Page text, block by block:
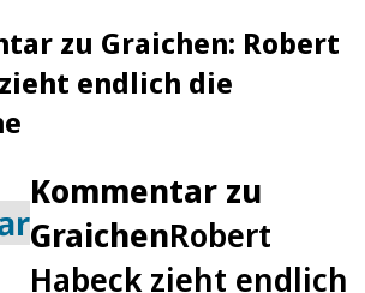
zu Graichen: Robert
endlich die
Kommentar zu
GraichenRobert
Habeck zieht endlich